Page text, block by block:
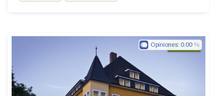
Ringhotels
Opiniones: 0.00